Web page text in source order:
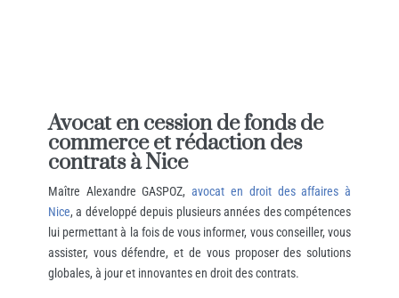
Avocat en cession de fonds de
commerce et rédaction des
contrats à Nice
Maître Alexandre GASPOZ,avocat en droit des affaires à
Nice, a développé depuis plusieurs années des compétences
lui permettant à la fois de vous informer, vous conseiller, vous
assister, vous défendre, et de vous proposer des solutions
globales, à jour et innovantes en droit des contrats.